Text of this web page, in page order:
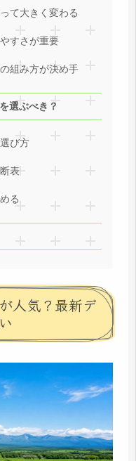
て大きく変わる
すさが重要
組み方が決め手
選ぶべき？
び方
表
る
人気？最新デ